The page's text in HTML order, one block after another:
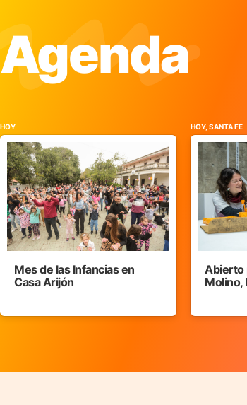
Agenda
HOY
Mes de las Infancias en
Casa Arijón
HOY, SANTA FE
Abierto
Molino,